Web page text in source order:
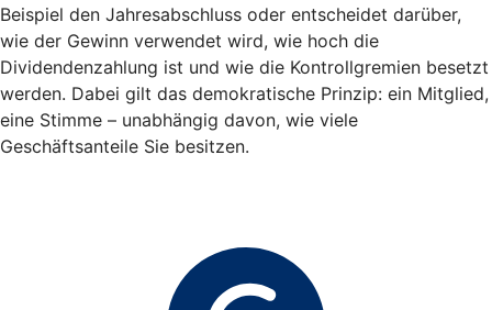
Beispiel den Jahresabschluss oder entscheidet darüber,
wie der Gewinn verwendet wird, wie hoch die
Dividendenzahlung ist und wie die Kontrollgremien besetzt
werden. Dabei gilt das demokratische Prinzip: ein Mitglied,
eine Stimme – unabhängig davon, wie viele
Geschäftsanteile Sie besitzen.